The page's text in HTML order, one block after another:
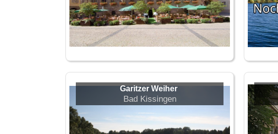
Garitzer Weiher
Bad Kissingen